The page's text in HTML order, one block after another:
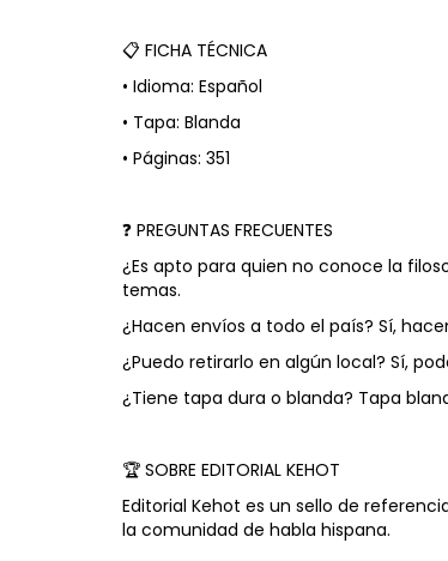
📋 FICHA TÉCNICA
• Idioma: Español
• Tapa: Blanda
• Páginas: 351
❓ PREGUNTAS FRECUENTES
¿Es apto para quien no conoce la
temas.
¿Hacen envíos a todo el país? Sí,
¿Puedo retirarlo en algún local? Sí,
¿Tiene tapa dura o blanda? Tapa
🏆 SOBRE EDITORIAL KEHOT
Editorial Kehot es un sello de
la comunidad de habla hispana.